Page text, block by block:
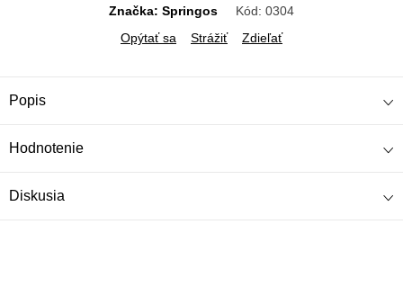
Značka: Springos Kód: 0304
Opýtať sa
Strážiť Zdieľať
Popis
Hodnotenie
Diskusia